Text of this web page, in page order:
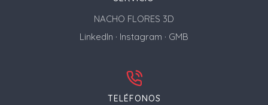
NACHO FLORES 3D
LinkedIn · Instagram · GMB
TELÉFONOS